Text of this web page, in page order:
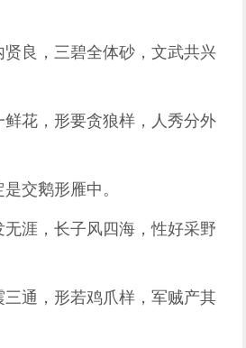
良，三碧全体砂，文武共兴
花，形要贪狼样，人秀分外
交鹅形雁中。
涯，长子风四海，性好采野
通，形若鸡爪样，军贼产其